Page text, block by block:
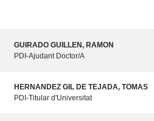
GUIRADO GUILLEN, RAMON
PDI-Ajudant Doctor/A
HERNANDEZ GIL DE TEJADA, TOMAS
PDI-Titular d'Universitat